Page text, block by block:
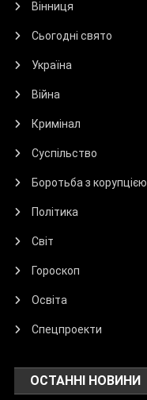
Вінниця
Сьогодні свято
Україна
Війна
Кримінал
Суспільство
Боротьба з корупцією
Політика
Світ
Гороскоп
Освіта
Спецпроекти
ОСТАННІ НОВИНИ